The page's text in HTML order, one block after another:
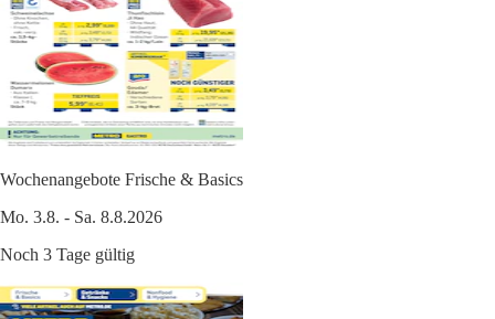
Wochenangebote Frische & Basics
Mo. 3.8. - Sa. 8.8.2026
Noch 3 Tage gültig